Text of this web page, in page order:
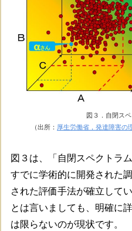
図３．自閉ス
（出所： 厚生労働省，発達障害の
図３は、「自閉スペクトラ
すでに学術的に開発された
された評価手法が確立してい
とは言いましても、明確に
は限らないのが現状です。